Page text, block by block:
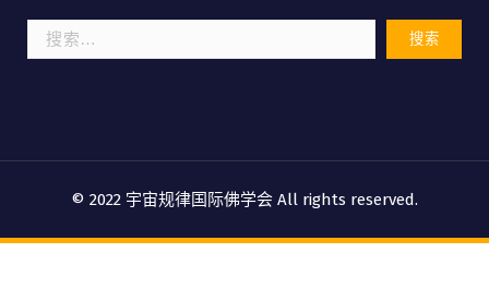
© 2022 宇宙规律国际佛学会 All rights reserved.